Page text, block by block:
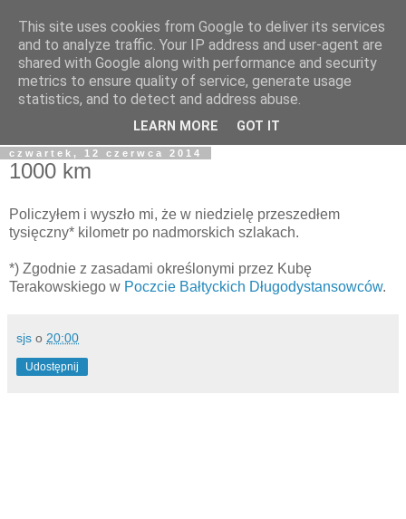
blog.Szewczak.pl
Różne zapiski dla potomności, albo raczej notatki dla
samego siebie.
czwartek, 12 czerwca 2014
1000 km
Policzyłem i wyszło mi, że w niedzielę przeszedłem
tysięczny* kilometr po nadmorskich szlakach.
*) Zgodnie z zasadami określonymi przez Kubę
Terakowskiego w Poczcie Bałtyckich Długodystansowców.
sjs o 20:00
Udostępnij
This site uses cookies from Google to deliver its services
and to analyze traffic. Your IP address and user-agent are
shared with Google along with performance and security
metrics to ensure quality of service, generate usage
statistics, and to detect and address abuse.
LEARN MORE GOT IT